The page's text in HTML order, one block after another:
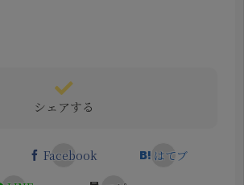
シェアする
Facebook
はてブ